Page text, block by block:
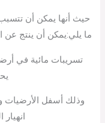
حيث أنها يمكن أن
ما يلي:يمكن أن ينتج
تسريبات مائية في
وذلك أسفل الأرضيات